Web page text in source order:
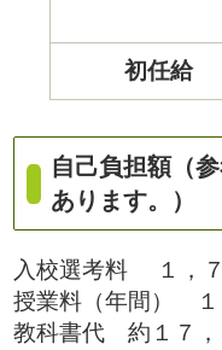
初任給
自己負担額（
あります。）
入校選考料 １，
授業料（年間） １
教科書代 約１７，